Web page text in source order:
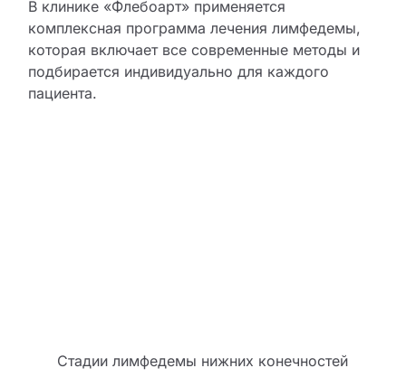
В клинике «Флебоарт» применяется
комплексная программа лечения лимфедемы,
которая включает все современные методы и
подбирается индивидуально для каждого
пациента.
Стадии лимфедемы нижних конечностей